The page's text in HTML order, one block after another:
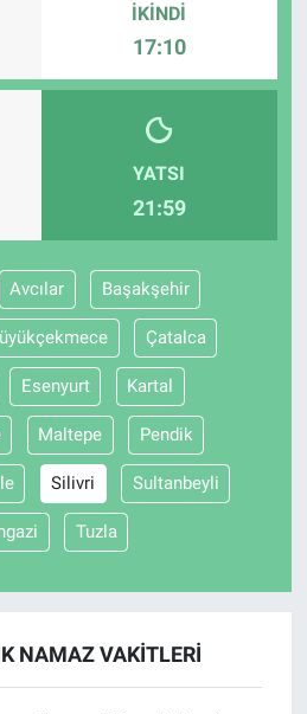
İKINDI
17:10
YATSI
21:59
Avcılar Başakşehir
Çatalca
Esenyurt Kartal
Maltepe Pendik
Silivri Sultanbeyli
Tuzla
NAMAZ VAKITLERI